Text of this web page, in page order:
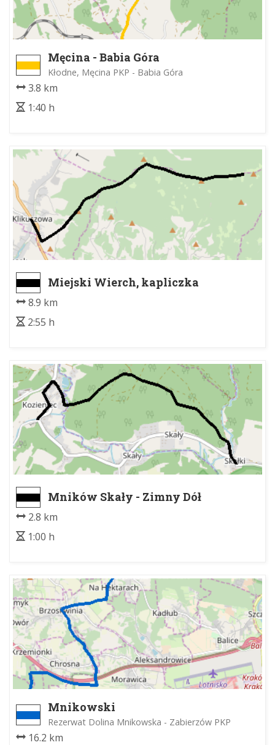
Męcina - Babia Góra
Kłodne, Męcina PKP - Babia Góra
3.8 km
1:40 h
Miejski Wierch, kapliczka
myśliwych - Klikuszowa
8.9 km
2:55 h
Mników Skały - Zimny Dół
2.8 km
1:00 h
Mnikowski
Rezerwat Dolina Mnikowska - Zabierzów PKP
16.2 km